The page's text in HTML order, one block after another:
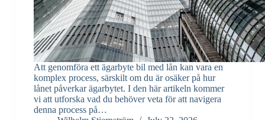
Att genomföra ett ägarbyte bil med lån kan vara en
komplex process, särskilt om du är osäker på hur
lånet påverkar ägarbytet. I den här artikeln kommer
vi att utforska vad du behöver veta för att navigera
denna process på…